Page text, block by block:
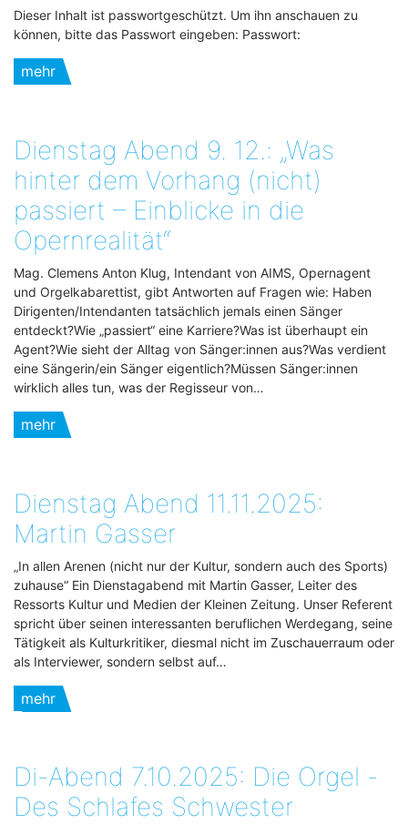
Dieser Inhalt ist passwortgeschützt. Um ihn anschauen zu
können, bitte das Passwort eingeben: Passwort:
mehr
Dienstag Abend 9. 12.: „Was
hinter dem Vorhang (nicht)
passiert – Einblicke in die
Opernrealität“
Mag. Clemens Anton Klug, Intendant von AIMS, Opernagent
und Orgelkabarettist, gibt Antworten auf Fragen wie: Haben
Dirigenten/Intendanten tatsächlich jemals einen Sänger
entdeckt?Wie „passiert“ eine Karriere?Was ist überhaupt ein
Agent?Wie sieht der Alltag von Sänger:innen aus?Was verdient
eine Sängerin/ein Sänger eigentlich?Müssen Sänger:innen
wirklich alles tun, was der Regisseur von…
mehr
Dienstag Abend 11.11.2025:
Martin Gasser
„In allen Arenen (nicht nur der Kultur, sondern auch des Sports)
zuhause“ Ein Dienstagabend mit Martin Gasser, Leiter des
Ressorts Kultur und Medien der Kleinen Zeitung. Unser Referent
spricht über seinen interessanten beruflichen Werdegang, seine
Tätigkeit als Kulturkritiker, diesmal nicht im Zuschauerraum oder
als Interviewer, sondern selbst auf…
mehr
Di-Abend 7.10.2025: Die Orgel -
Des Schlafes Schwester